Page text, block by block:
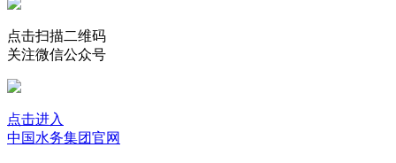
点击扫描二维码
关注微信公众号
点击进入
中国水务集团官网